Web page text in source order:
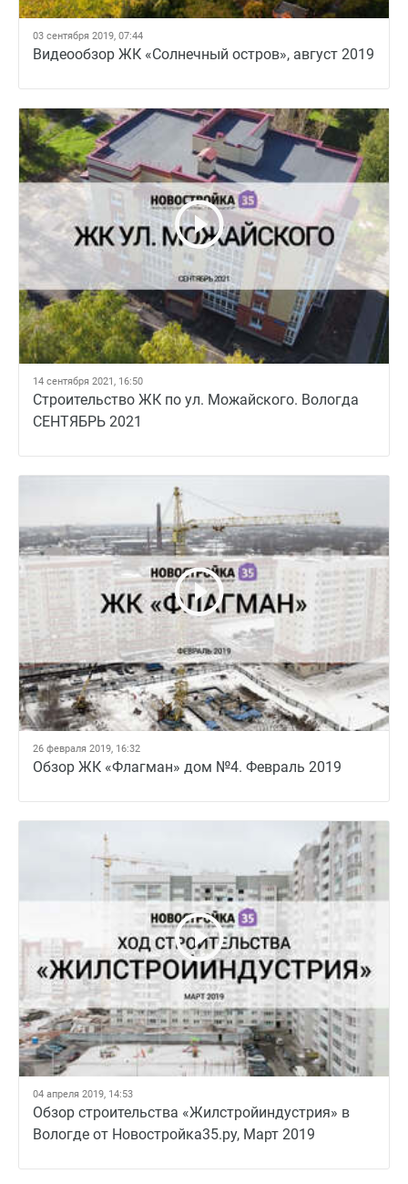
03 сентября 2019, 07:44
Видеообзор ЖК «Солнечный остров», август 2019
14 сентября 2021, 16:50
Строительство ЖК по ул. Можайского. Вологда
СЕНТЯБРЬ 2021
26 февраля 2019, 16:32
Обзор ЖК «Флагман» дом №4. Февраль 2019
04 апреля 2019, 14:53
Обзор строительства «Жилстройиндустрия» в
Вологде от Новостройка35.ру, Март 2019